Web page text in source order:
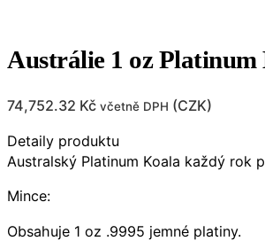
Austrálie 1 oz
74,752.32 Kč včetně DPH (CZK)
Detaily produktu
Australský Platinum Koala každý rok
Mince:
Obsahuje 1 oz .9995 jemné platiny.